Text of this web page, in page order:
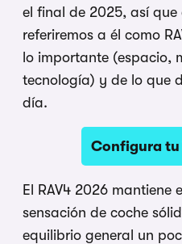
el final de 2025, así que
referiremos a él como
lo importante (espacio,
tecnología) y de lo que
día.
Configura tu
El RAV4 2026
sensación de coche
equilibrio general un